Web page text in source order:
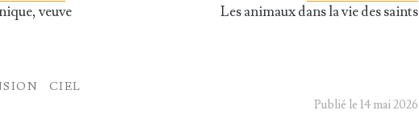
veuve
Les animaux dans la vie des saints
CIEL
Publié le 14 mai 2026